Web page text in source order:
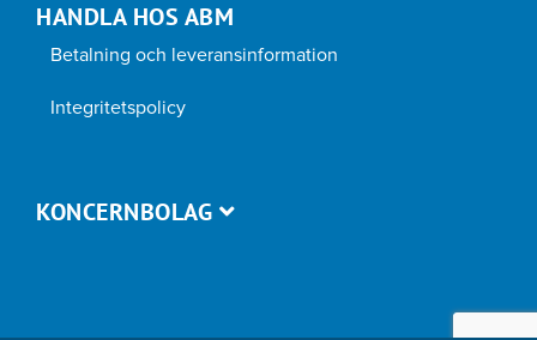
HANDLA HOS ABM
Betalning och leveransinformation
Integritetspolicy
KONCERNBOLAG